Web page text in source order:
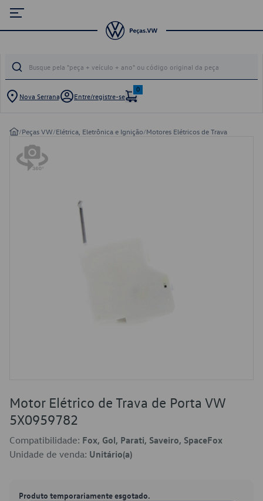
Nova Serrana Entre/registre-se
0
/Peças VW/Elétrica, Eletrônica e Ignição/Motores Elétricos de Trava
Motor Elétrico de Trava de Porta VW
5X0959782
Compatibilidade: Fox, Gol, Parati, Saveiro, SpaceFox
Unidade de venda: Unitário(a)
Produto temporariamente esgotado.